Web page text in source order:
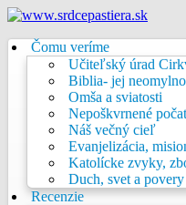
Čomu veríme
Učiteľský úrad
Biblia- jej
Omša a sviatosti
Nepoškvrnené
Náš večný cieľ
Evanjelizácia,
Katolícke zvyky,
Duch, svet a povery
Recenzie